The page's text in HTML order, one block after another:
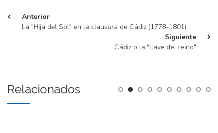
Anterior
La "Hija del Sol" en la clausura de Cádiz (1778-1801)
Siguiente
Cádiz o la "llave del reino"
Relacionados